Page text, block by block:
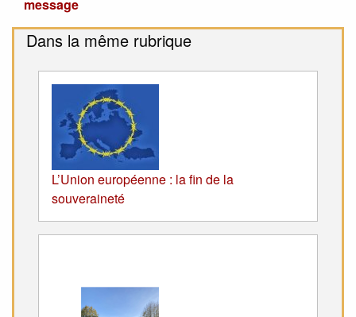
message
Dans la même rubrique
L’Union européenne : la fin de la
souveraineté